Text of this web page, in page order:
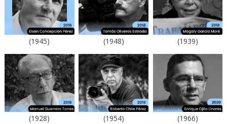
(1945) (1948) (1939)
(1928) (1954) (1966)